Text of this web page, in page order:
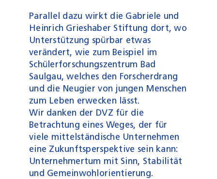
Parallel dazu wirkt die Gabriele und
Heinrich Grieshaber Stiftung dort, wo
Unterstützung spürbar etwas
verändert, wie zum Beispiel im
Schülerforschungszentrum Bad
Saulgau, welches den Forscherdrang
und die Neugier von jungen Menschen
zum Leben erwecken lässt.
Wir danken der DVZ für die
Betrachtung eines Weges, der für
viele mittelständische Unternehmen
eine Zukunftsperspektive sein kann:
Unternehmertum mit Sinn, Stabilität
und Gemeinwohlorientierung.